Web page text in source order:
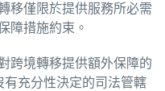
移僅限於提供服務所必需
障措施約束。
跨境轉移提供額外保障的
有充分性決定的司法管轄